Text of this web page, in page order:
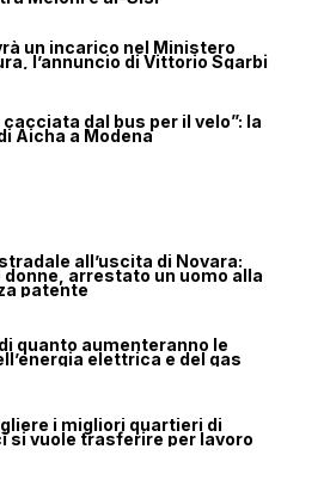
un incarico nel Ministero
l’annuncio di Vittorio Sgarbi
cacciata dal bus per il velo”: la
Aicha a Modena
all’uscita di Novara:
donne, arrestato un uomo alla
patente
quanto aumenteranno le
elettrica e del gas
i migliori quartieri di
si vuole trasferire per lavoro